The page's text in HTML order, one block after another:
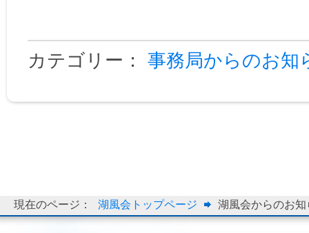
カテゴリー： 事務局からのお知
現在のページ： 湖風会トップページ 湖風会からのお知